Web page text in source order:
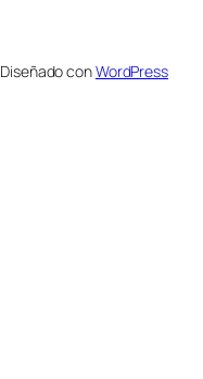
Diseñado conWordPress